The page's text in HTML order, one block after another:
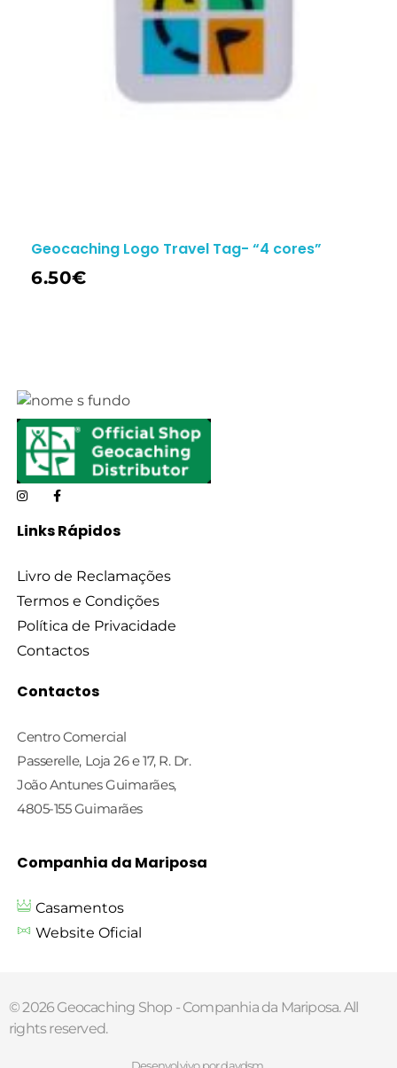
Geocaching Logo Travel Tag- “4 cores”
6.50€
Links Rápidos
Livro de Reclamações
Termos e Condições
Política de Privacidade
Contactos
Contactos
Centro Comercial
Passerelle, Loja 26 e 17, R. Dr.
João Antunes Guimarães,
4805-155 Guimarães
Companhia da Mariposa
Casamentos
Website Oficial
© 2026 Geocaching Shop - Companhia da Mariposa. All
rights reserved.